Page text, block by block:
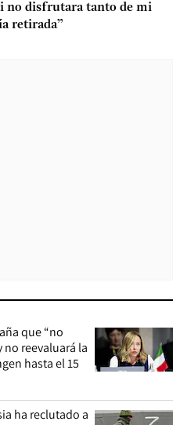
no disfrutara tanto de mi
retirada”
que “no
reevaluará la
hasta el 15
ha reclutado a